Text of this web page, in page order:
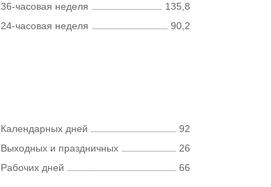
36-часовая неделя
135,8
24-часовая неделя
90,2
Календарных дней
92
Выходных и праздничных
26
Рабочих дней
66